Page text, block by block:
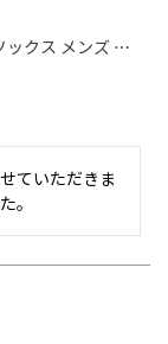
ックス メンズ 日
ていただきま
。